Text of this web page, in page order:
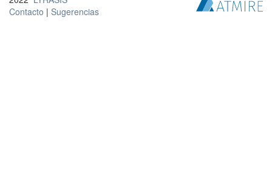
Contacto | Sugerencias